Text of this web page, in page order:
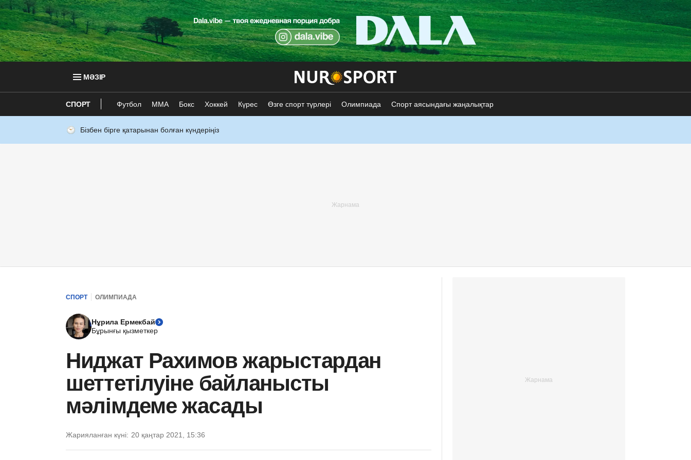
МӘЗІР
СПОРТ Футбол ММА Бокс Хоккей Күрес Өзге спорт түрлері Олимпиада Спорт аясындағы жаңалықтар
Бізбен бірге қатарынан болған күндеріңіз
СПОРТ ОЛИМПИАДА
Нұрила Ермекбай
Бұрынғы қызметкер
Ниджат Рахимов жарыстардан
шеттетілуіне байланысты
мәлімдеме жасады
Жарияланған күні: 20 қаңтар 2021, 15:36